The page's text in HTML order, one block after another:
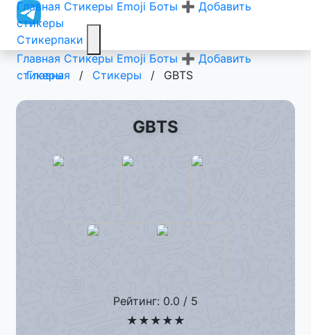
Стикерпаки
Главная Стикеры Emoji Боты ➕ Добавить
стикеры
Главная Стикеры Emoji Боты ➕ Добавить
стикеры
Главная / Стикеры / GBTS
GBTS
Рейтинг: 0.0 / 5
★ ★ ★ ★ ★